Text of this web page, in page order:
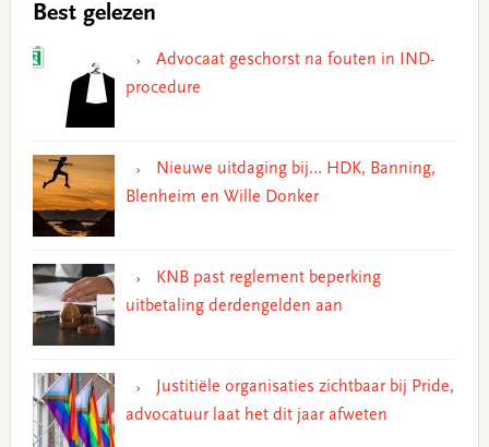
Best gelezen
Advocaat geschorst na fouten in IND-
procedure
Nieuwe uitdaging bij… HDK, Banning,
Blenheim en Wille Donker
KNB past reglement beperking
uitbetaling derdengelden aan
Justitiële organisaties zichtbaar bij Pride,
advocatuur laat het dit jaar afweten